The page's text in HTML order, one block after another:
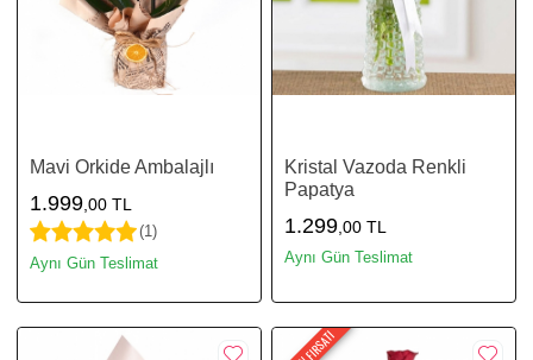
Mavi Orkide Ambalajlı
1.999 ,00 TL
(1)
Aynı Gün Teslimat
Kristal Vazoda Renkli
Papatya
1.299 ,00 TL
Aynı Gün Teslimat